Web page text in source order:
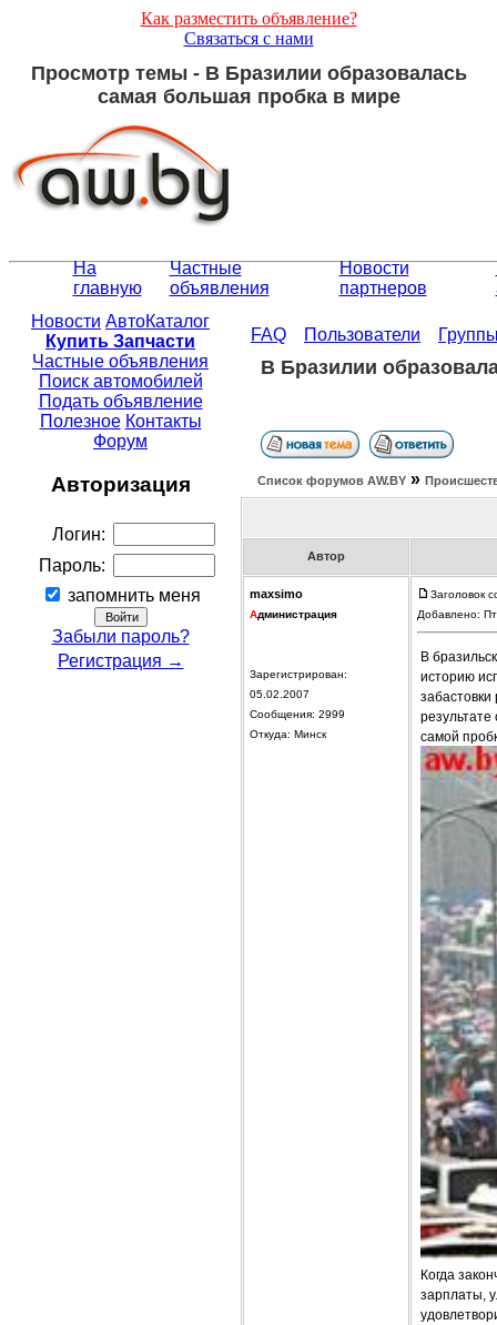
Как разместить объявление?
Связаться с нами
Просмотр темы - В Бразилии образовалась
самая большая пробка в мире
На
главную
Частные
объявления
Новости
партнеров
Новости АвтоКаталог
Купить Запчасти
Частные объявления
Поиск автомобилей
Подать объявление
Полезное Контакты
Форум
Авторизация
Логин:
Пароль:
запомнить меня
Забыли пароль?
Регистрация →
FAQ Пользователи
В Бразилии
Список форумов АW.BY »
Автор
maxsimo
Администрация
Зарегистрирован:
05.02.2007
Сообщения: 2999
Откуда: Минск
Заголовок
Добавлено:
В
историю
самой
Когда
зарплаты,